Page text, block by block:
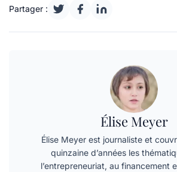
Partager :
Élise Meyer
Élise Meyer est journaliste et
quinzaine d’années les
l’entrepreneuriat, au financement